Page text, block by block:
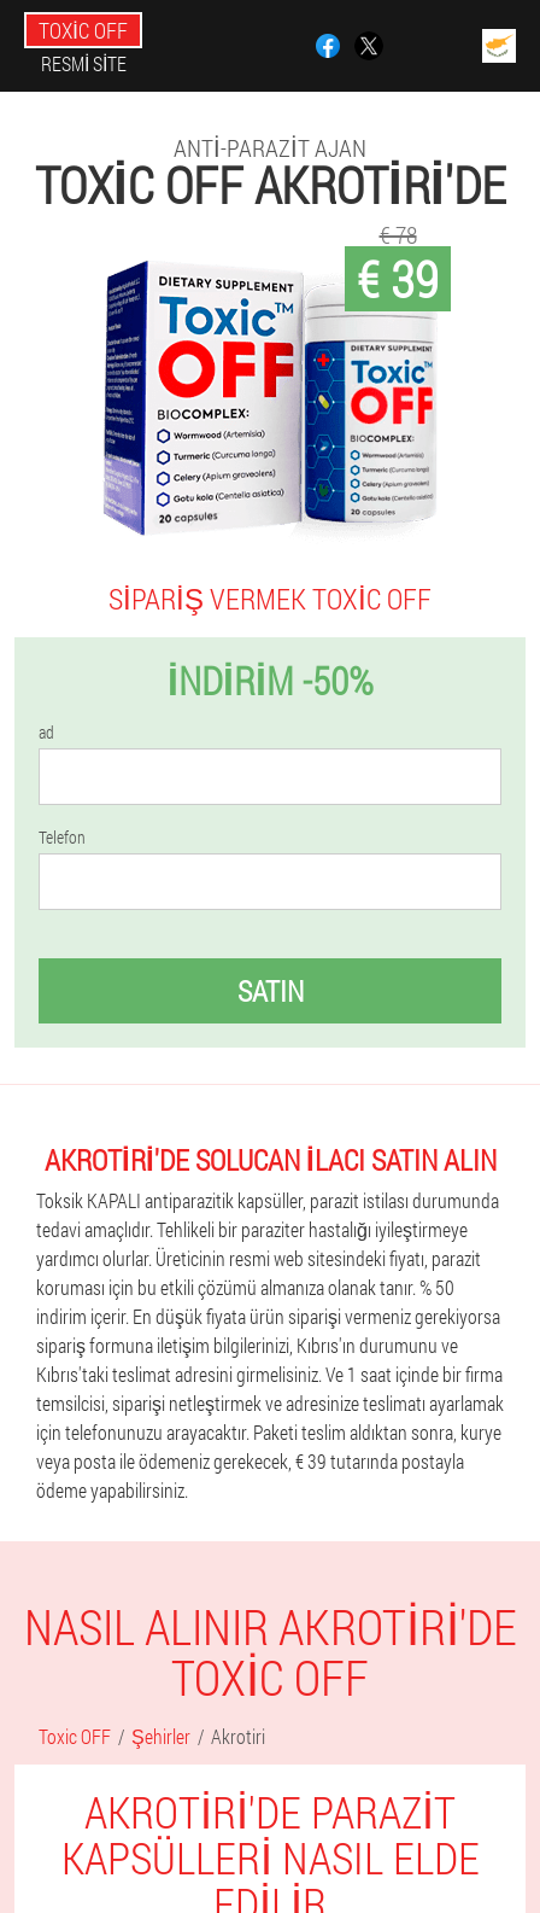
TOXIC OFF
RESMI SITE
ANTI-PARAZIT AJAN
TOXIC OFF AKROTIRI'DE
€ 39
€ 78
SIPARIŞ VERMEK TOXIC OFF
İNDIRIM -50%
ad
Telefon
SATIN
AKROTIRI'DE SOLUCAN ILACI SATIN ALIN
Toksik KAPALI antiparazitik kapsüller, parazit istilası durumunda
tedavi amaçlıdır. Tehlikeli bir paraziter hastalığı iyileştirmeye
yardımcı olurlar. Üreticinin resmi web sitesindeki fiyatı, parazit
koruması için bu etkili çözümü almanıza olanak tanır. % 50
indirim içerir. En düşük fiyata ürün siparişi vermeniz gerekiyorsa
sipariş formuna iletişim bilgilerinizi, Kıbrıs'ın durumunu ve
Kıbrıs'taki teslimat adresini girmelisiniz. Ve 1 saat içinde bir firma
temsilcisi, siparişi netleştirmek ve adresinize teslimatı ayarlamak
için telefonunuzu arayacaktır. Paketi teslim aldıktan sonra, kurye
veya posta ile ödemeniz gerekecek, € 39 tutarında postayla
ödeme yapabilirsiniz.
NASIL ALINIR AKROTIRI'DE
TOXIC OFF
Toxic OFF Şehirler Akrotiri
AKROTIRI'DE PARAZIT
KAPSÜLLERI NASIL ELDE